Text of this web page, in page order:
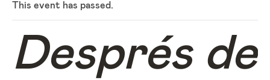
This event has passed.
Després de